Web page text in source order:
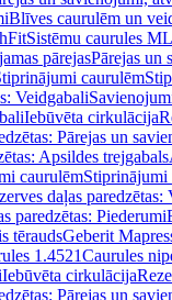
Blīves caurulēm un
Sistēmu caurules ML
pārejasPārejas un
caurulēm
Veidgabali
Iebūvēta cirkulācija
Pārejas un
Apsildes trejgabals
caurulēmStiprinājumi
daļas paredzētas:
paredzētas: Piederumi
tēraudsGeberit
1.4521Caurules
Iebūvēta cirkulācija
Pārejas un